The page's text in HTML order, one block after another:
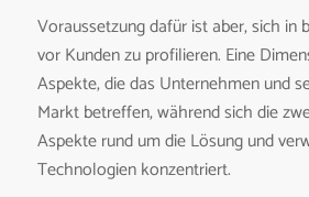
Voraussetzung dafür ist aber, sich in
vor Kunden zu profilieren. Eine
Aspekte, die das Unternehmen und
Markt betreffen, während sich die
Aspekte rund um die Lösung und
Technologien konzentriert.